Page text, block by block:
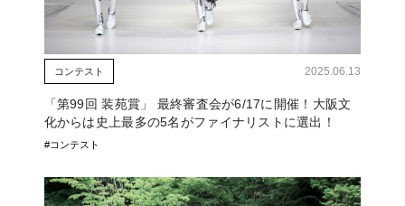
コンテスト 2025.06.13
「第99回 装苑賞」 最終審査会が6/17に開催！大阪文
化からは史上最多の5名がファイナリストに選出！
#コンテスト